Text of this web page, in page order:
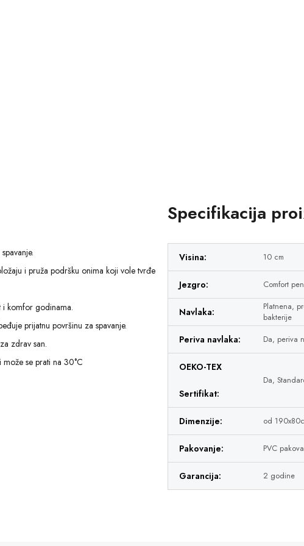
i pruža podršku onima koji vole tvrđe
i komfor godinama.
prijatnu površinu za spavanje.
zdrav san.
može se prati na 30°C
Specifikacija
Visina: 10 cm
Jezgro: Comfort
Navlaka:
Platnena,
bakterije
Periva navlaka: Da, periva
OEKO-TEX
Sertifikat:
Da,
Dimenzije: od
Pakovanje: PVC
Garancija: 2 godine